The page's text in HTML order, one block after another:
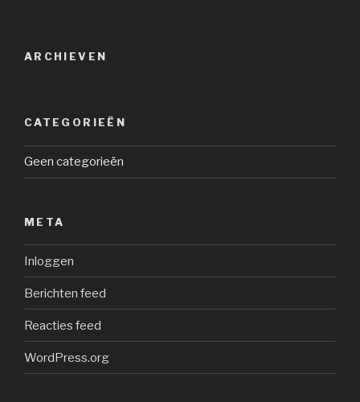
ARCHIEVEN
CATEGORIEËN
Geen categorieën
META
Inloggen
Berichten feed
Reacties feed
WordPress.org